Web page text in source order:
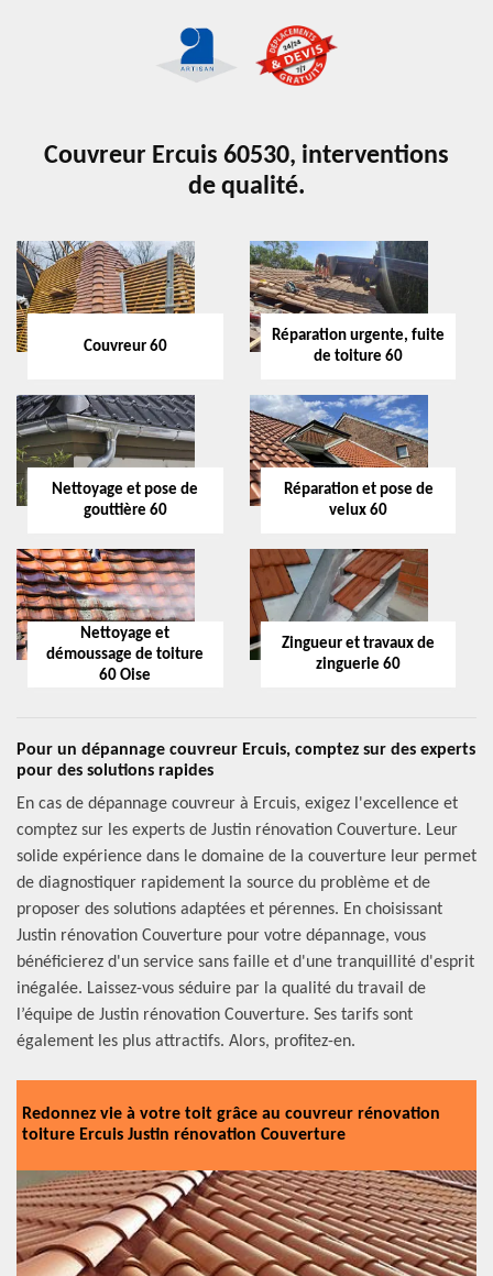
Couvreur Ercuis 60530, interventions
de qualité.
Couvreur 60
Réparation urgente, fuite
de toiture 60
Nettoyage et pose de
gouttière 60
Réparation et pose de
velux 60
Nettoyage et
démoussage de toiture
60 Oise
Zingueur et travaux de
zinguerie 60
Pour un dépannage couvreur Ercuis, comptez sur des experts
pour des solutions rapides
En cas de dépannage couvreur à Ercuis, exigez l'excellence et
comptez sur les experts de Justin rénovation Couverture. Leur
solide expérience dans le domaine de la couverture leur permet
de diagnostiquer rapidement la source du problème et de
proposer des solutions adaptées et pérennes. En choisissant
Justin rénovation Couverture pour votre dépannage, vous
bénéficierez d'un service sans faille et d'une tranquillité d'esprit
inégalée. Laissez-vous séduire par la qualité du travail de
l’équipe de Justin rénovation Couverture. Ses tarifs sont
également les plus attractifs. Alors, profitez-en.
Redonnez vie à votre toit grâce au couvreur rénovation
toiture Ercuis Justin rénovation Couverture